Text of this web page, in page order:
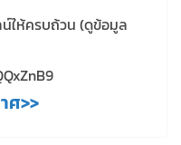
น์ให้ครบถ้วน (ดูข้อมูล
ศ>>